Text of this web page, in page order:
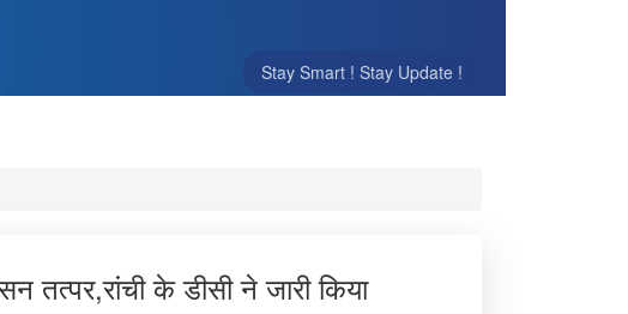
Stay Smart ! Stay Update !
के डीसी ने जारी किया